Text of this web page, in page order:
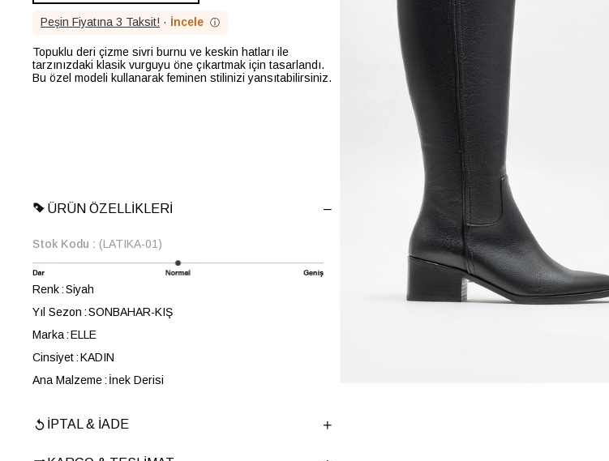
Peşin Fiyatına 3 Taksit! · İncele ⓘ
Topuklu deri çizme sivri burnu ve keskin hatları ile
tarzınızdaki klasik vurguyu öne çıkartmak için tasarlandı.
Bu özel modeli kullanarak feminen stilinizi yansıtabilirsiniz.
ÜRÜN ÖZELLIKLERI
Stok Kodu (LATIKA-01)
Renk Siyah
Yıl Sezon SONBAHAR-KIŞ
Marka ELLE
Cinsiyet KADIN
Ana Malzeme İnek Derisi
Topuk Boyu
5 cm
İPTAL & İADE